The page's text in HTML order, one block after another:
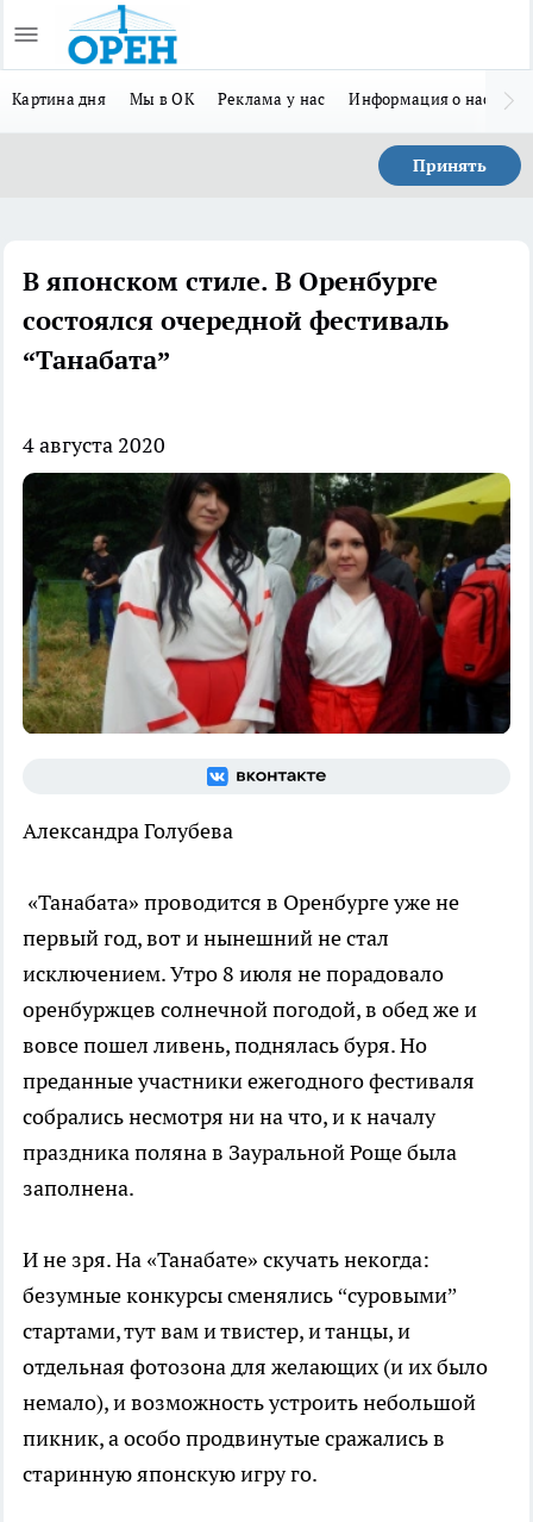
Картина дня Мы в ОК Реклама у нас Информация о нас
Принять
В японском стиле. В Оренбурге
состоялся очередной фестиваль
“Танабата”
4 августа 2020
Александра Голубева
«Танабата» проводится в Оренбурге уже не
первый год, вот и нынешний не стал
исключением. Утро 8 июля не порадовало
оренбуржцев солнечной погодой, в обед же и
вовсе пошел ливень, поднялась буря. Но
преданные участники ежегодного фестиваля
собрались несмотря ни на что, и к началу
праздника поляна в Зауральной Роще была
заполнена.
И не зря. На «Танабате» скучать некогда:
безумные конкурсы сменялись “суровыми”
стартами, тут вам и твистер, и танцы, и
отдельная фотозона для желающих (и их было
немало), и возможность устроить небольшой
пикник, а особо продвинутые сражались в
старинную японскую игру го.